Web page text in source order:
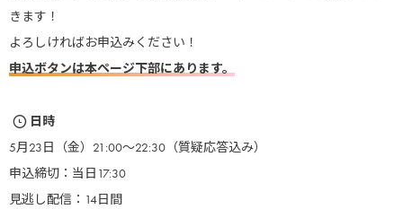
きます！
よろしければお申込みください！
申込ボタンは本ページ下部にあります。
日時
5月23日（金）21:00～22:30（質疑応答込み）
申込締切：当日17:30
見逃し配信：14日間